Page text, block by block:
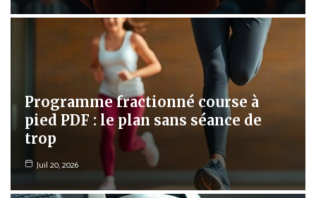
Programme fractionné course à
pied PDF : le plan sans séance de
trop
Juil 20, 2026